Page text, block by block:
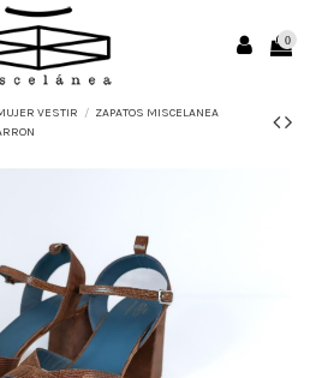
0
VESTIR
ZAPATOS MISCELANEA